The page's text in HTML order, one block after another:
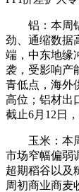
铝：本周铝
劲、通缩数据
端，中东地缘
袭，受影响产
青低点，海外
高位；铝材出
截止6月12日
玉米：本周
市场窄幅偏弱
超期稻谷以及
周初商业商麦